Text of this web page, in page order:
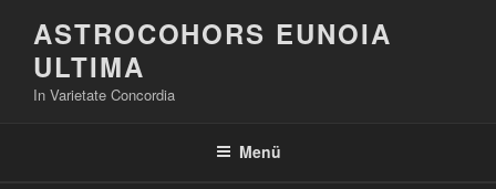
Inhalt
springen
ASTROCOHORS EUNOIA
ULTIMA
In Varietate Concordia
Menü